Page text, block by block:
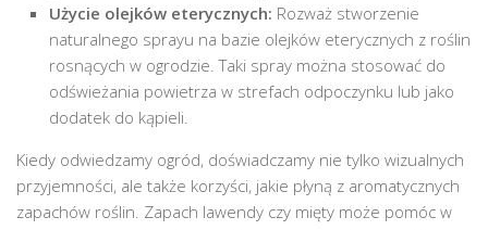
Użycie olejków eterycznych: Rozważ stworzenie
naturalnego sprayu na bazie olejków eterycznych z roślin
rosnących w ogrodzie. Taki spray można stosować do
odświeżania powietrza w strefach odpoczynku lub jako
dodatek do kąpieli.
Kiedy odwiedzamy ogród, doświadczamy nie tylko wizualnych
przyjemności, ale także korzyści, jakie płyną z aromatycznych
zapachów roślin. Zapach lawendy czy mięty może pomóc w